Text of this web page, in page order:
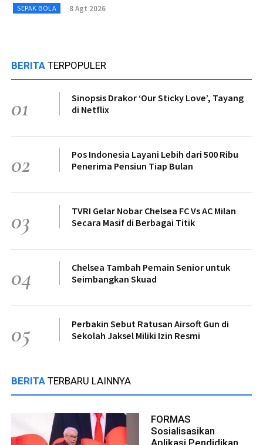
SEPAK BOLA 8 Agt 2026
BERITA TERPOPULER
01
Sinopsis Drakor ‘Our Sticky Love’, Tayang
di Netflix
02
Pos Indonesia Layani Lebih dari 500 Ribu
Penerima Pensiun Tiap Bulan
03
TVRI Gelar Nobar Chelsea FC Vs AC Milan
Secara Masif di Berbagai Titik
04
Chelsea Tambah Pemain Senior untuk
Seimbangkan Skuad
05
Perbakin Sebut Ratusan Airsoft Gun di
Sekolah Jaksel Miliki Izin Resmi
BERITA TERBARU LAINNYA
FORMAS
Sosialisasikan